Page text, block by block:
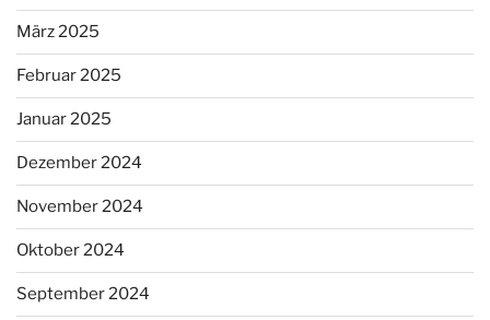
März 2025
Februar 2025
Januar 2025
Dezember 2024
November 2024
Oktober 2024
September 2024